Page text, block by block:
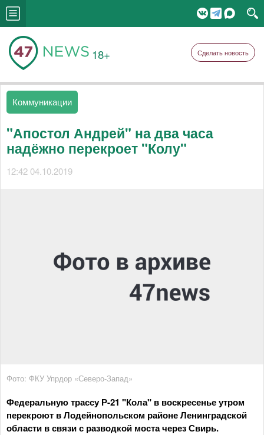
18+ Сделать новость
Коммуникации
"Апостол Андрей" на два часа
надёжно перекроет "Колу"
12:42 04.10.2019
Фото: ФКУ Упрдор «Северо-Запад»
Федеральную трассу Р-21 "Кола" в воскресенье утром
перекроют в Лодейнопольском районе Ленинградской
области в связи с разводкой моста через Свирь.